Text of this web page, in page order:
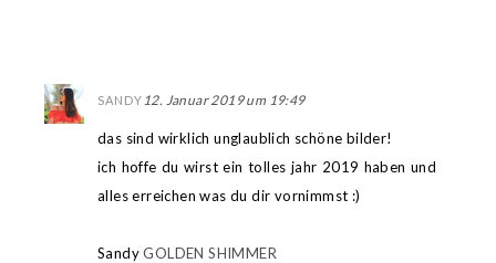
SANDY 12. Januar 2019 um 19:49
das sind wirklich unglaublich schöne bilder!
ich hoffe du wirst ein tolles jahr 2019 haben und
alles erreichen was du dir vornimmst :)
SandyGOLDEN SHIMMER